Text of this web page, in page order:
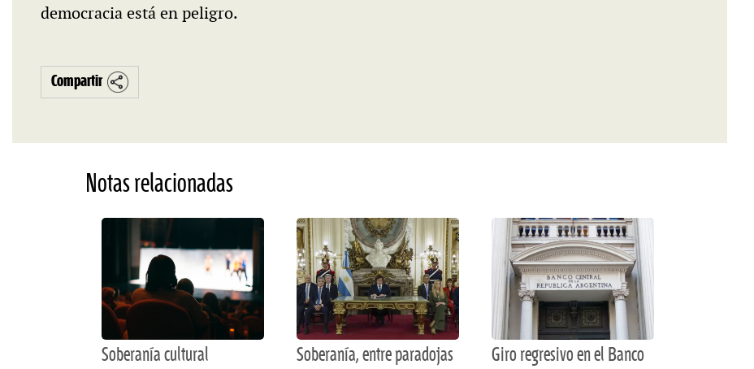
democracia está en peligro.
Compartir
Notas relacionadas
Soberanía cultural
Soberanía, entre paradojas
Giro regresivo en el Banco